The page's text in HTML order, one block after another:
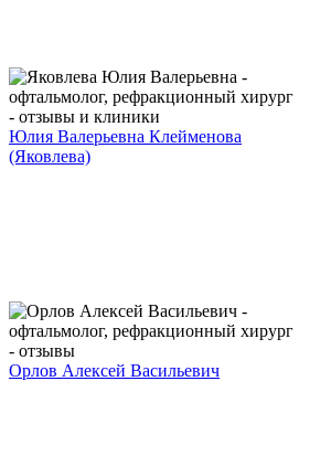
Юлия Валерьевна Клейменова
(Яковлева)
Орлов Алексей Васильевич